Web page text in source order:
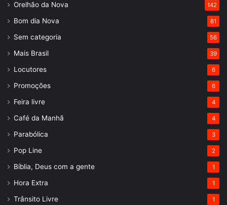
Orelhão da Nova 142
Bom dia Nova 81
Sem categoria 56
Mais Brasil 39
Locutores 6
Promoções 6
Feira livre 4
Café da Manhã 4
Parabólica 3
Pop Line 2
Bíblia, Deus com a gente 1
Hora Extra 1
Trânsito Livre 1